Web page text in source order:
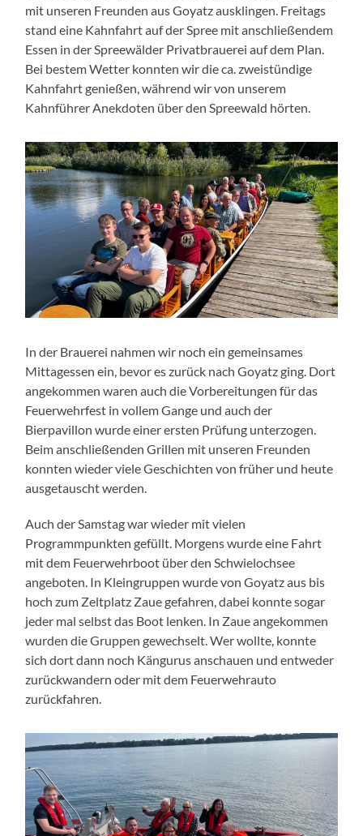
mit unseren Freunden aus Goyatz ausklingen. Freitags
stand eine Kahnfahrt auf der Spree mit anschließendem
Essen in der Spreewälder Privatbrauerei auf dem Plan.
Bei bestem Wetter konnten wir die ca. zweistündige
Kahnfahrt genießen, während wir von unserem
Kahnführer Anekdoten über den Spreewald hörten.
In der Brauerei nahmen wir noch ein gemeinsames
Mittagessen ein, bevor es zurück nach Goyatz ging. Dort
angekommen waren auch die Vorbereitungen für das
Feuerwehrfest in vollem Gange und auch der
Bierpavillon wurde einer ersten Prüfung unterzogen.
Beim anschließenden Grillen mit unseren Freunden
konnten wieder viele Geschichten von früher und heute
ausgetauscht werden.
Auch der Samstag war wieder mit vielen
Programmpunkten gefüllt. Morgens wurde eine Fahrt
mit dem Feuerwehrboot über den Schwielochsee
angeboten. In Kleingruppen wurde von Goyatz aus bis
hoch zum Zeltplatz Zaue gefahren, dabei konnte sogar
jeder mal selbst das Boot lenken. In Zaue angekommen
wurden die Gruppen gewechselt. Wer wollte, konnte
sich dort dann noch Kängurus anschauen und entweder
zurückwandern oder mit dem Feuerwehrauto
zurückfahren.